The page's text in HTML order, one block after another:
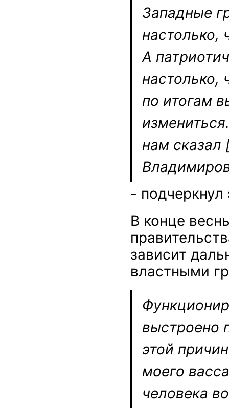
Западные
настолько,
А
настолько,
по итогам
нам сказал
- подчеркнул
В конце
зависит
властными
выстроено
этой
моего
человека